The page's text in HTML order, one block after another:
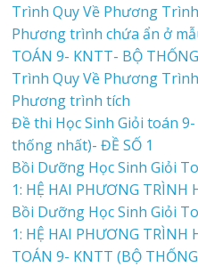
Trình Quy Về Phương
Phương trình chứa ẩn ở
TOÁN 9- KNTT- BỘ
Trình Quy Về Phương
Phương trình tích
Đề thi Học Sinh Giỏi toán
thống nhất)- ĐỀ SỐ 1
Bồi Dưỡng Học Sinh Giỏi
1: HỆ HAI PHƯƠNG TRÌNH
Bồi Dưỡng Học Sinh Giỏi
1: HỆ HAI PHƯƠNG TRÌNH
TOÁN 9- KNTT (BỘ